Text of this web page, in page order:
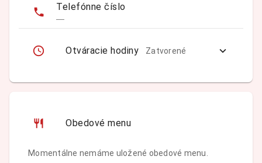
Telefónne číslo
—
Otváracie hodiny Zatvorené
Obedové menu
Momentálne nemáme uložené obedové menu.